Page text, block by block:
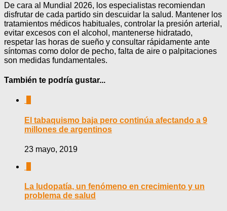
De cara al Mundial 2026, los especialistas recomiendan
disfrutar de cada partido sin descuidar la salud. Mantener los
tratamientos médicos habituales, controlar la presión arterial,
evitar excesos con el alcohol, mantenerse hidratado,
respetar las horas de sueño y consultar rápidamente ante
síntomas como dolor de pecho, falta de aire o palpitaciones
son medidas fundamentales.
También te podría gustar...
El tabaquismo baja pero continúa afectando a 9
millones de argentinos
23 mayo, 2019
La ludopatía, un fenómeno en crecimiento y un
problema de salud